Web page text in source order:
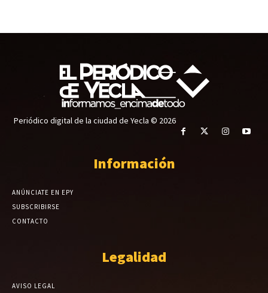
Periódico digital de la ciudad de Yecla © 2026
Información
ANÚNCIATE EN EPY
SUBSCRIBIRSE
CONTACTO
Legalidad
AVISO LEGAL